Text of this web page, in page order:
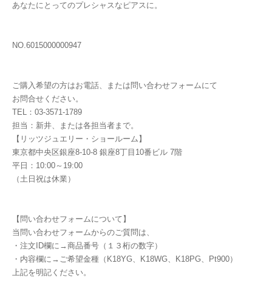
あなたにとってのプレシャスなピアスに。
NO.6015000000947
ご購入希望の方はお電話、または問い合わせフォームにて
お問合せください。
TEL：03-3571-1789
担当：新井、または各担当者まで。
【リッツジュエリー・ショールーム】
東京都中央区銀座8-10-8 銀座8丁目10番ビル 7階
平日：10:00～19:00
（土日祝は休業）
【問い合わせフォームについて】
当問い合わせフォームからのご質問は、
・注文ID欄に→商品番号（１３桁の数字）
・内容欄に→ご希望金種（K18YG、K18WG、K18PG、Pt900）
上記を明記ください。